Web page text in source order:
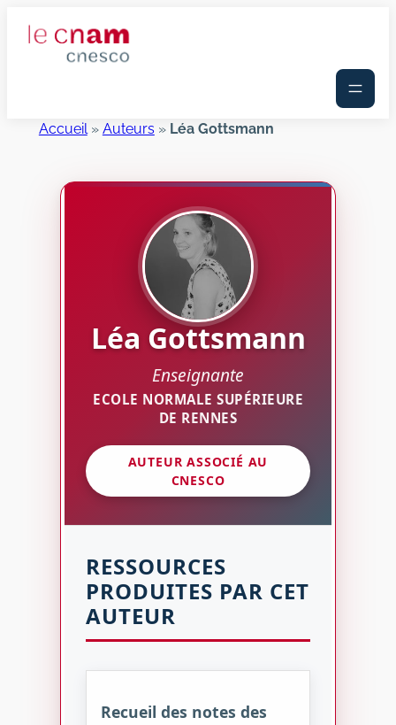
Accueil» Auteurs» Léa Gottsmann
Léa Gottsmann
Enseignante
ECOLE NORMALE SUPÉRIEURE
DE RENNES
AUTEUR ASSOCIÉ AU
CNESCO
RESSOURCES
PRODUITES PAR CET
AUTEUR
Recueil des notes des